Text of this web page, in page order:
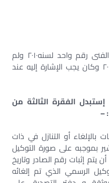
هذا المنشور إلحاقا للمنشور الفنى رقم واحد لسنه۲۰۱۰ ولم
يشر للمنشور الفني 8 لسنة ۲۰۰۵ وكان يجب الإشارة إليه عند
فنی 15 لسنة ۲۰۱6: إستبدل الفقرة الثالثة من
بالإلغاء أو التنازل في ذات
بموجبه على صورة التوكيل
إثبات رقم الصادر وتاريخ
الرسمي الذي تم إلغائه